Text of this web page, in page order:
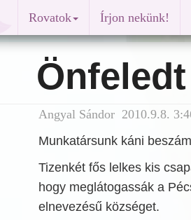
Rovatok Írjon nekünk!
Angyal Sándor 2010.9.8.
Munkatársunk káni
Tizenkét fős lelkes kis
hogy meglátogassák a
elnevezésű községet.